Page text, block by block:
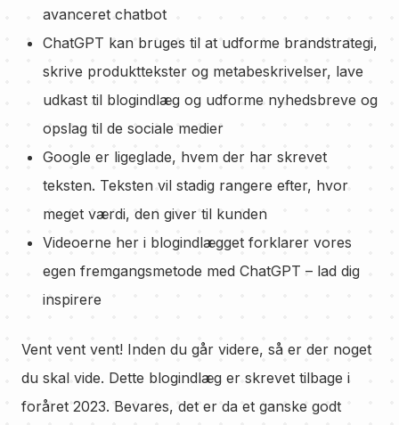
avanceret chatbot
ChatGPT kan bruges til at udforme brandstrategi,
skrive produkttekster og metabeskrivelser, lave
udkast til blogindlæg og udforme nyhedsbreve og
opslag til de sociale medier
Google er ligeglade, hvem der har skrevet
teksten. Teksten vil stadig rangere efter, hvor
meget værdi, den giver til kunden
Videoerne her i blogindlægget forklarer vores
egen fremgangsmetode med ChatGPT – lad dig
inspirere
Vent vent vent! Inden du går videre, så er der noget
du skal vide. Dette blogindlæg er skrevet tilbage i
foråret 2023. Bevares, det er da et ganske godt